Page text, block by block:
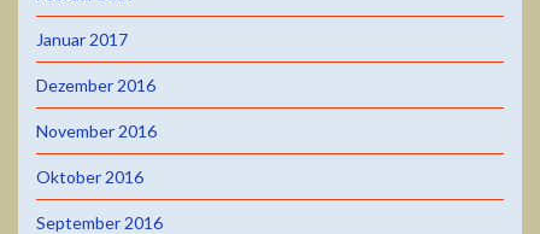
Januar 2017
Dezember 2016
November 2016
Oktober 2016
September 2016